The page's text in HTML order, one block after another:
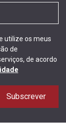
utilize os meus
de
de acordo
Subscrever